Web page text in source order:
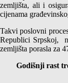
zemljišta, ali i
cijenama
Takvi poslovni
Republici Srpskoj,
zemljišta porasla za
Godišnji rast